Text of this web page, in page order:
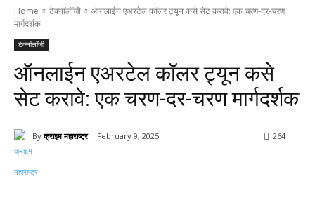
महाराष्ट्र
Home टेक्नॉलॉजी
ऑनलाईन एअरटेल कॉलर ट्यून कसे सेट करावे: एक चरण-दर-चरण
मार्गदर्शक
टेक्नॉलॉजी
ऑनलाईन एअरटेल कॉलर ट्यून कसे
सेट करावे: एक चरण-दर-चरण मार्गदर्शक
By क्राइम महाराष्ट्र February 9, 2025 264